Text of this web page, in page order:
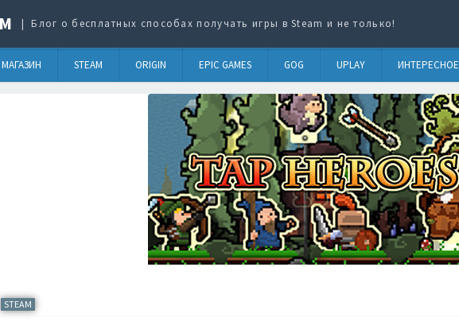
Блог о бесплатных способах получать игры в Steam и не только!
МАГАЗИН STEAM ORIGIN EPIC GAMES GOG UPLAY ИНТЕРЕСНОЕ
STEAM